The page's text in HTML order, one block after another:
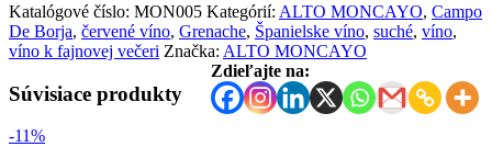
Katalógové číslo: MON005 Kategórií: ALTO MONCAYO, Campo
De Borja, červené víno, Grenache, Španielske víno, suché, víno,
víno k fajnovej večeri Značka: ALTO MONCAYO
Zdieľajte na:
Súvisiace produkty
-11%